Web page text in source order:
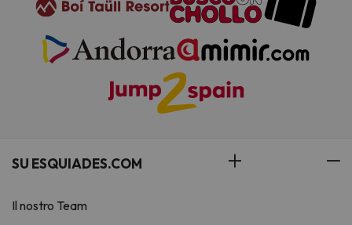
SU ESQUIADES.COM
Il nostro Team